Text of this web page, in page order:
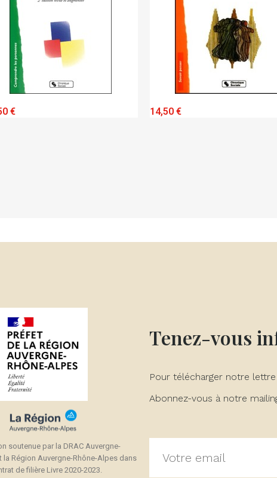
€ 14,50 €
soutenue par la DRAC Auvergne-
la Région Auvergne-Rhône-Alpes dans
de filière Livre 2020-2023.
Tenez-vous
Pour télécharger notre
Abonnez-vous à notre